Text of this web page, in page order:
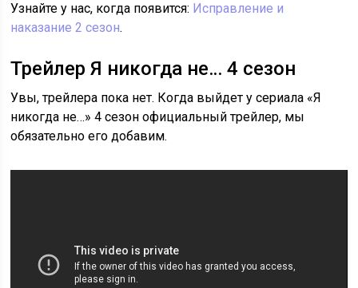
Узнайте у нас, когда появится: Исправление и
наказание 2 сезон.
Трейлер Я никогда не… 4 сезон
Увы, трейлера пока нет. Когда выйдет у сериала «Я
никогда не…» 4 сезон официальный трейлер, мы
обязательно его добавим.